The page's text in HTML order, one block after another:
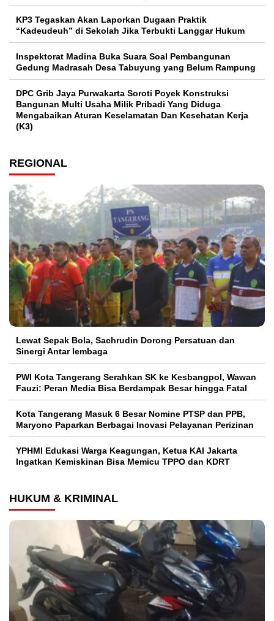
KP3 Tegaskan Akan Laporkan Dugaan Praktik
“Kadeudeuh” di Sekolah Jika Terbukti Langgar Hukum
Inspektorat Madina Buka Suara Soal Pembangunan
Gedung Madrasah Desa Tabuyung yang Belum Rampung
DPC Grib Jaya Purwakarta Soroti Poyek Konstruksi
Bangunan Multi Usaha Milik Pribadi Yang Diduga
Mengabaikan Aturan Keselamatan Dan Kesehatan Kerja
(K3)
REGIONAL
Lewat Sepak Bola, Sachrudin Dorong Persatuan dan
Sinergi Antar lembaga
PWI Kota Tangerang Serahkan SK ke Kesbangpol, Wawan
Fauzi: Peran Media Bisa Berdampak Besar hingga Fatal
Kota Tangerang Masuk 6 Besar Nomine PTSP dan PPB,
Maryono Paparkan Berbagai Inovasi Pelayanan Perizinan
YPHMI Edukasi Warga Keagungan, Ketua KAI Jakarta
Ingatkan Kemiskinan Bisa Memicu TPPO dan KDRT
HUKUM & KRIMINAL